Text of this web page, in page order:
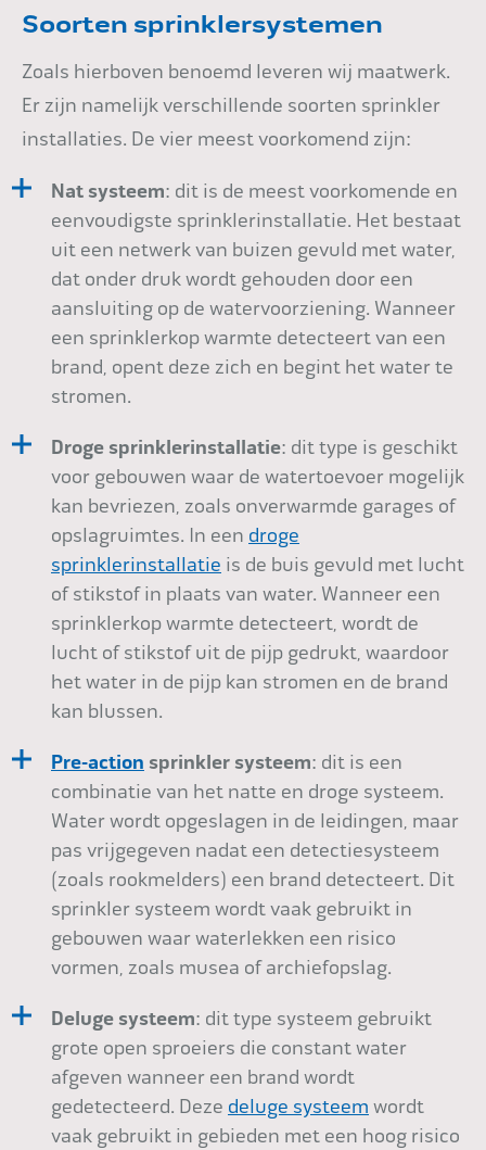
Soorten sprinklersystemen
Zoals hierboven benoemd leveren wij maatwerk.
Er zijn namelijk verschillende soorten sprinkler
installaties. De vier meest voorkomend zijn:
Nat systeem: dit is de meest voorkomende en
eenvoudigste sprinklerinstallatie. Het bestaat
uit een netwerk van buizen gevuld met water,
dat onder druk wordt gehouden door een
aansluiting op de watervoorziening. Wanneer
een sprinklerkop warmte detecteert van een
brand, opent deze zich en begint het water te
stromen.
Droge sprinklerinstallatie: dit type is geschikt
voor gebouwen waar de watertoevoer mogelijk
kan bevriezen, zoals onverwarmde garages of
opslagruimtes. In een droge
sprinklerinstallatie is de buis gevuld met lucht
of stikstof in plaats van water. Wanneer een
sprinklerkop warmte detecteert, wordt de
lucht of stikstof uit de pijp gedrukt, waardoor
het water in de pijp kan stromen en de brand
kan blussen.
Pre-action sprinkler systeem: dit is een
combinatie van het natte en droge systeem.
Water wordt opgeslagen in de leidingen, maar
pas vrijgegeven nadat een detectiesysteem
(zoals rookmelders) een brand detecteert. Dit
sprinkler systeem wordt vaak gebruikt in
gebouwen waar waterlekken een risico
vormen, zoals musea of archiefopslag.
Deluge systeem: dit type systeem gebruikt
grote open sproeiers die constant water
afgeven wanneer een brand wordt
gedetecteerd. Deze deluge systeem wordt
vaak gebruikt in gebieden met een hoog risico